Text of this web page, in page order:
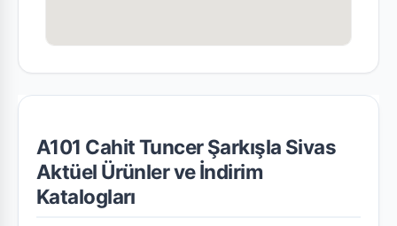
A101 Cahit Tuncer Şarkışla Sivas
Aktüel Ürünler ve İndirim
Katalogları